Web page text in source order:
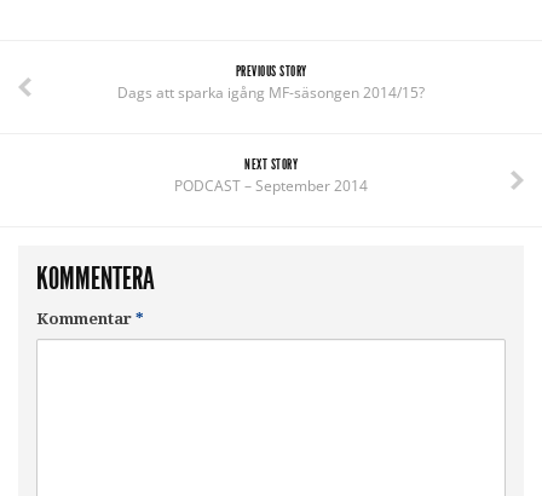
PREVIOUS STORY
Dags att sparka igång MF-säsongen 2014/15?
NEXT STORY
PODCAST – September 2014
KOMMENTERA
Kommentar *